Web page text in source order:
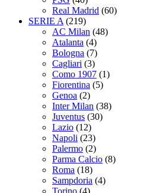
Real Madrid (60)
SERIE A (219)
AC Milan (48)
Atalanta (4)
Bologna (7)
Cagliari (3)
Como 1907 (1)
Fiorentina (5)
Genoa (2)
Inter Milan (38)
Juventus (30)
Lazio (12)
Napoli (23)
Palermo (2)
Parma Calcio (8)
Roma (18)
Sampdoria (4)
Torino (4)